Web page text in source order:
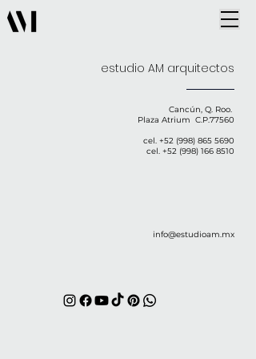
estudio AM arquitectos
Cancún, Q. Roo.
Plaza Atrium C.P.77560
cel. +52 (998) 865 5690
cel. +52 (998) 166 8510
info@estudioam.mx